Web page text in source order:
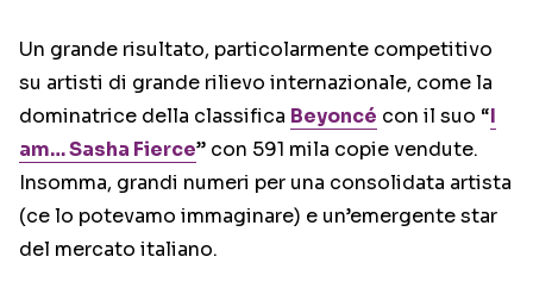
Un grande risultato, particolarmente competitivo
su artisti di grande rilievo internazionale, come la
dominatrice della classifica Beyoncé con il suo “I
am… Sasha Fierce” con 591 mila copie vendute.
Insomma, grandi numeri per una consolidata artista
(ce lo potevamo immaginare) e un’emergente star
del mercato italiano.